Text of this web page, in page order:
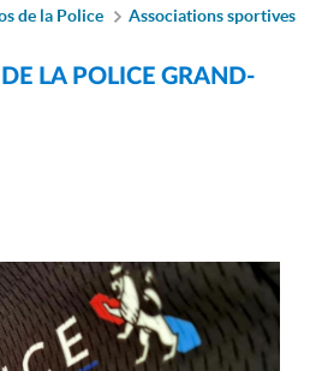
principal
de la Police Associations sportives
LA POLICE GRAND-